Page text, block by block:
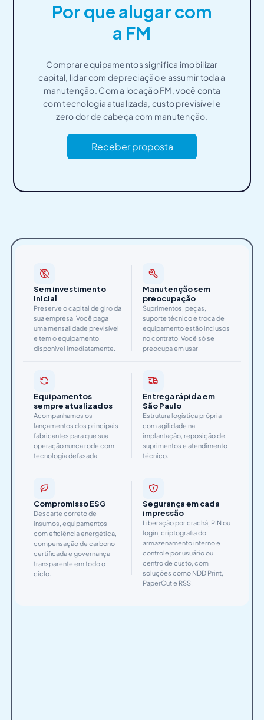
Por que alugar com
a FM
Comprar equipamentos significa imobilizar
capital, lidar com depreciação e assumir toda a
manutenção. Com a locação FM, você conta
com tecnologia atualizada, custo previsível e
zero dor de cabeça com manutenção.
Receber proposta
Sem investimento
inicial
Preserve o capital de giro da
sua empresa. Você paga
uma mensalidade previsível
e tem o equipamento
disponível imediatamente.
Manutenção sem
preocupação
Suprimentos, peças,
suporte técnico e troca de
equipamento estão inclusos
no contrato. Você só se
preocupa em usar.
Equipamentos
sempre atualizados
Acompanhamos os
lançamentos dos principais
fabricantes para que sua
operação nunca rode com
tecnologia defasada.
Entrega rápida em
São Paulo
Estrutura logística própria
com agilidade na
implantação, reposição de
suprimentos e atendimento
técnico.
Compromisso ESG
Descarte correto de
insumos, equipamentos
com eficiência energética,
compensação de carbono
certificada e governança
transparente em todo o
ciclo.
Segurança em cada
impressão
Liberação por crachá, PIN ou
login, criptografia do
armazenamento interno e
controle por usuário ou
centro de custo, com
soluções como NDD Print,
PaperCut e RSS.